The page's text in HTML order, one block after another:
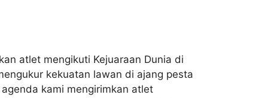
atlet mengikuti Kejuaraan Dunia di
kekuatan lawan di ajang pesta
kami mengirimkan atlet